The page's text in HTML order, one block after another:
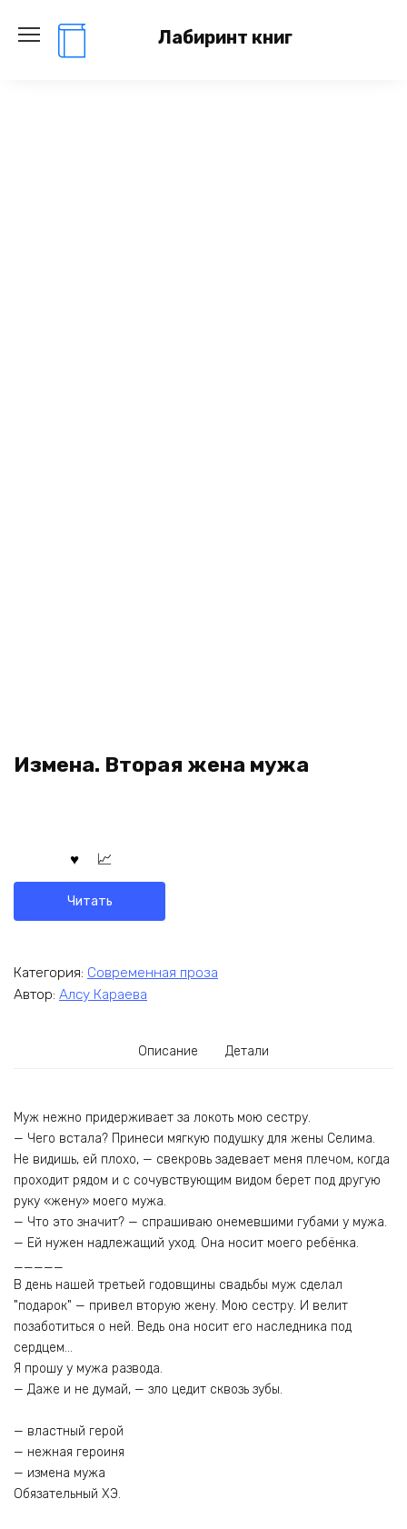
содержанию
Лабиринт книг
Измена. Вторая жена мужа
Читать
Категория: Современная проза
Автор: Алсу Караева
Описание Детали
Муж нежно придерживает за локоть мою сестру.
— Чего встала? Принеси мягкую подушку для жены Селима.
Не видишь, ей плохо, — свекровь задевает меня плечом, когда
проходит рядом и с сочувствующим видом берет под другую
руку «жену» моего мужа.
— Что это значит? — спрашиваю онемевшими губами у мужа.
— Ей нужен надлежащий уход. Она носит моего ребёнка.
_____
В день нашей третьей годовщины свадьбы муж сделал
"подарок" — привел вторую жену. Мою сестру. И велит
позаботиться о ней. Ведь она носит его наследника под
сердцем…
Я прошу у мужа развода.
— Даже и не думай, — зло цедит сквозь зубы.
— властный герой
— нежная героиня
— измена мужа
Обязательный ХЭ.